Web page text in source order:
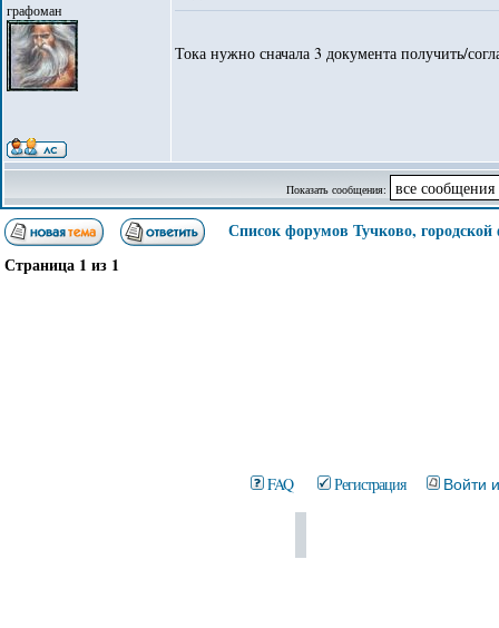
графоман
Тока нужно сначала 3 документа получить/
Показать сообщения:
Список форумов Тучково,
Страница 1 из 1
FAQ Регистрация Войти